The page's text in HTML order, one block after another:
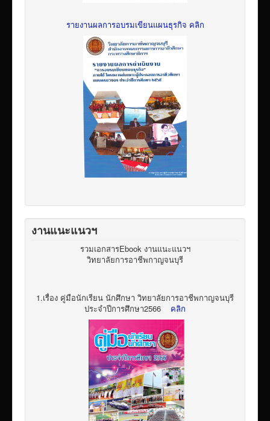
รายงานผลการอบรมเขียนแผนธุรกิจ คลิก
งานแนะแนวฯ
รวมเอกสารEbook งานแนะแนวฯ
วิทยาลัยการอาชีพกาญจนบุรี
1.เรื่อง คู่มือนักเรียน นักศึกษา วิทยาลัยการอาชีพกาญจนบุรี
ประจำปีการศึกษา2566
คลิก